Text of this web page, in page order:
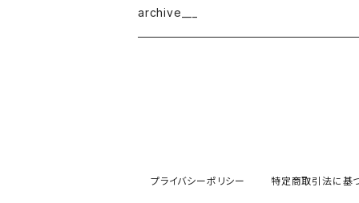
border
cotton × wool
織物
archive___
プライバシーポリシー 特定商取引法に基